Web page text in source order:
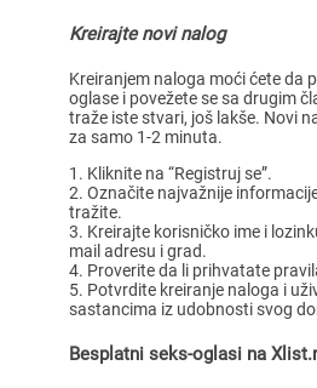
Kreirajte novi nalog
Kreiranjem naloga moći ćete da
oglase i povežete se sa drugim
traže iste stvari, još lakše. Novi
za samo 1-2 minuta.
Kliknite na “Registruj se”.
Označite najvažnije
tražite.
Kreirajte korisničko ime i
mail adresu i grad.
Proverite da li prihvatate
Potvrdite kreiranje naloga i
sastancima iz udobnosti svog
Besplatni seks-oglasi na